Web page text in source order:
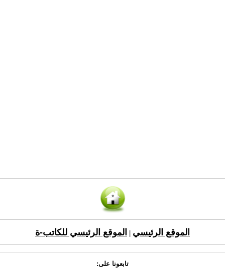
الموقع الرئيسي الموقع الرئيسي للكاتب-ة
تابعونا على: